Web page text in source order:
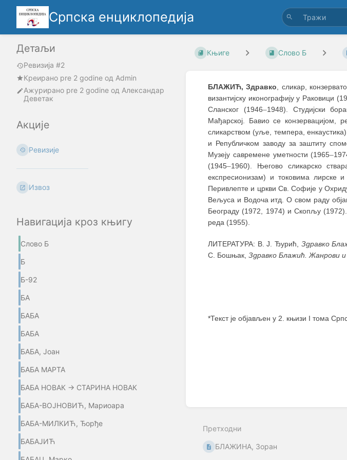
Српска енциклопедија
Детаљи
Ревизија #2
Креирано pre 2 godine oд Admin
Ажурирано pre 2 godine од Александар
Деветак
Акције
Ревизије
Извоз
Навигација кроз књигу
Слово Б
Б
Б-92
БА
БАБА
БАБА
БАБА, Јоан
БАБА МАРТА
БАБА НОВАК → СТАРИНА НОВАК
БАБА-ВОЈНОВИЋ, Мариоара
БАБА-МИЛКИЋ, Ђорђе
БАБАЈИЋ
Књиге Слово Б
БЛАЖИЋ, Здравко, сликар,
византијску иконографију у Раковици
Сланског (1946–1948). Студијски
Мађарској. Бавио се конзервацијом,
сликарством (уље, темпера,
и Републичком заводу за заштиту
Музеју савремене уметности (1965–
(1945–1960). Његово сликарско
експресионизам) и токовима лирске и
Перивлепте и цркви Св. Софије у
Вељуса и Водоча итд. О свом раду
Београду (1972, 1974) и Скопљу
реда (1955).
ЛИТЕРАТУРА: В. Ј. Ђурић, Здравко
С. Бошњак, Здравко Блажић. Жанрови
*Текст је објављен у 2. књизи I тома
Претходни
БЛАЖИНА, Зоран